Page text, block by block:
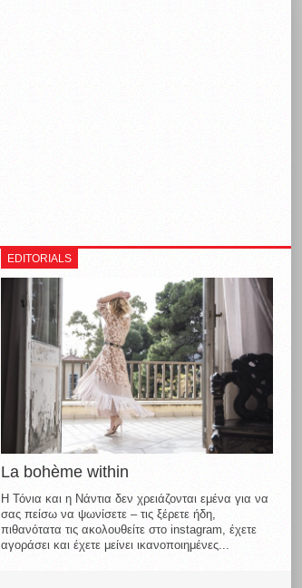
EDITORIALS
La bohème within
Η Τόνια και η Νάντια δεν χρειάζονται εμένα για να
σας πείσω να ψωνίσετε – τις ξέρετε ήδη,
πιθανότατα τις ακολουθείτε στο instagram, έχετε
αγοράσει και έχετε μείνει ικανοποιημένες...